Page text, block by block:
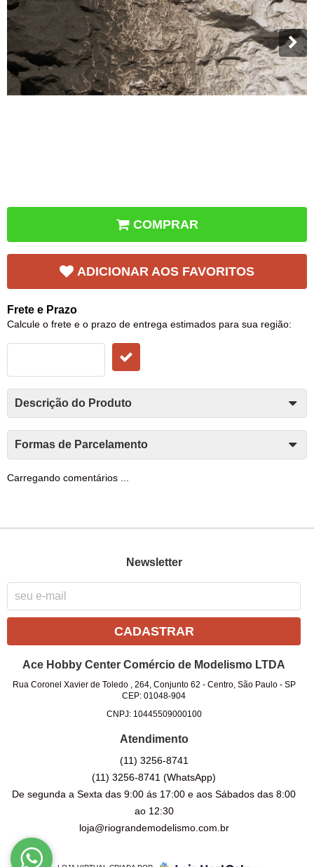
COMPRAR
ADICIONAR AOS FAVORITOS
Frete e Prazo
Calcule o frete e o prazo de entrega estimados para sua região:
Descrição do Produto
Formas de Parcelamento
Carregando comentários ...
Newsletter
CADASTRAR
Ace Hobby Center Comércio de Modelismo LTDA
Rua Coronel Xavier de Toledo , 264, Conjunto 62 - Centro, São Paulo- SP
CEP: 01048-904
CNPJ: 10445509000100
Atendimento
(11) 3256-8741
(11) 3256-8741(WhatsApp)
De segunda a Sexta das 9:00 ás 17:00 e aos Sábados das 8:00
ao 12:30
loja@riograndemodelismo.com.br